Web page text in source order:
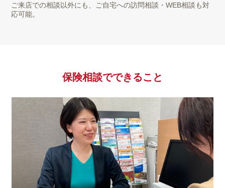
ご来店での相談以外にも、ご自宅への訪問相談・WEB相談も対
応可能。
保険相談でできること